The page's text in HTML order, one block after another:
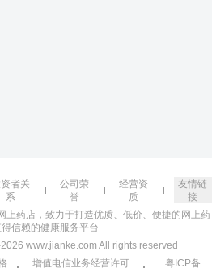
者关
系
公司荣
誉
经营资
质
友情链
接
上药店，致力于打造优质、低价、便捷的网上药
信赖的健康服务平台
www.jianke.com All rights reserved
增值电信业务经营许可 粤ICP备